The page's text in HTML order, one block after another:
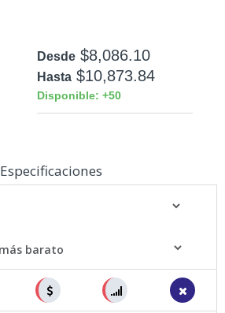
Desde $8,086.10
Hasta $10,873.84
Disponible: +50
Medidas
Especificaciones